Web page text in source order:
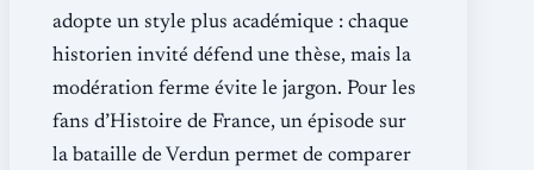
adopte un style plus académique : chaque
historien invité défend une thèse, mais la
modération ferme évite le jargon. Pour les
fans d’Histoire de France, un épisode sur
la bataille de Verdun permet de comparer